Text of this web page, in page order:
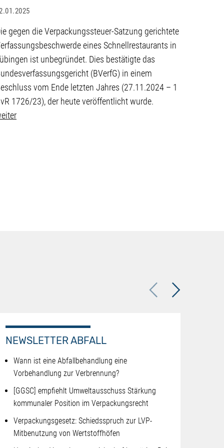
gegen die Verpackungssteuer-Satzung gerichtete
eines Schnellrestaurants in
ist unbegründet. Dies bestätigte das
(BVerfG) in einem
vom Ende letzten Jahres (27.11.2024 – 1
1726/23), der heute veröffentlicht wurde.
Previous
NEWSLETTER ABFALL
Wann ist eine Abfallbehandlung eine
Vorbehandlung zur Verbrennung?
[GGSC] empfiehlt Umweltausschuss Stärkung
kommunaler Position im Verpackungsrecht
Verpackungsgesetz: Schiedsspruch zur LVP-
Mitbenutzung von Wertstoffhöfen
Next